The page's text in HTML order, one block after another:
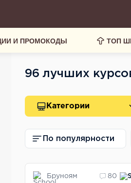
И ПРОМОКОДЫ ТОП
96 лучших
Категории
По популярности
Бруноям 80